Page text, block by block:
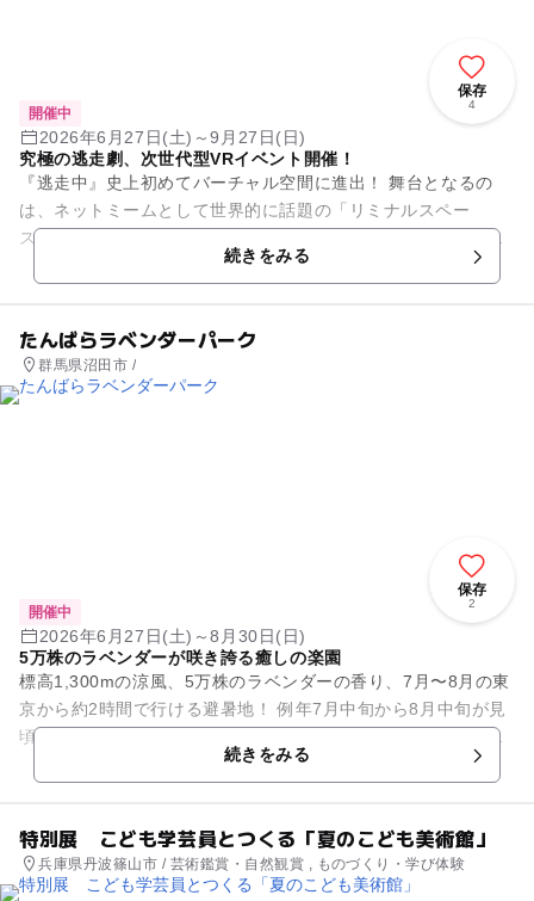
保存
4
開催中
2026年6月27日(土)～9月27日(日)
究極の逃走劇、次世代型VRイベント開催！
『逃走中』史上初めてバーチャル空間に進出！ 舞台となるの
は、ネットミームとして世界的に話題の「リミナルスペー
ス」。少し不気味でシュールな異世界に迷い込んだプレイヤー
（逃走者）が、突如現れる「ハン...
続きをみる
たんばらラベンダーパーク
群馬県沼田市 /
保存
2
開催中
2026年6月27日(土)～8月30日(日)
5万株のラベンダーが咲き誇る癒しの楽園
標高1,300mの涼風、5万株のラベンダーの香り、7月〜8月の東
京から約2時間で行ける避暑地！ 例年7月中旬から8月中旬が見
頃期間。エントランスから大展望台までスポット別に花の種類
続きをみる
特別展 こども学芸員とつくる「夏のこども美術館」
兵庫県丹波篠山市 / 芸術鑑賞・自然観賞 , ものづくり・学び体験